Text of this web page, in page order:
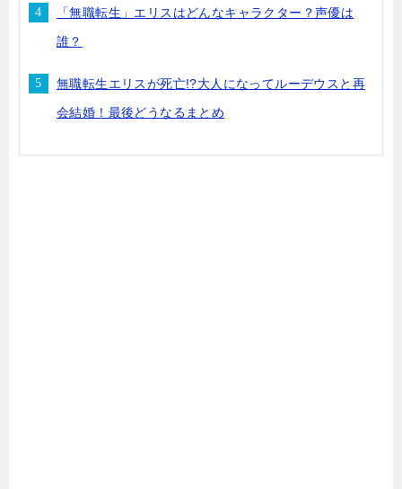
「無職転生」エリスはどんなキャラクター？声優は
誰？
無職転生エリスが死亡!?大人になってルーデウスと再
会結婚！最後どうなるまとめ